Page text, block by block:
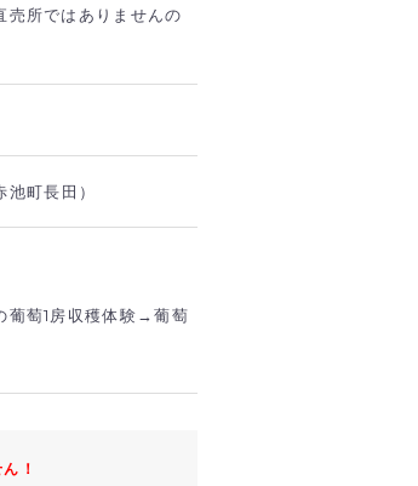
所ではありませんの
町長田）
葡萄1房収穫体験→葡萄
！